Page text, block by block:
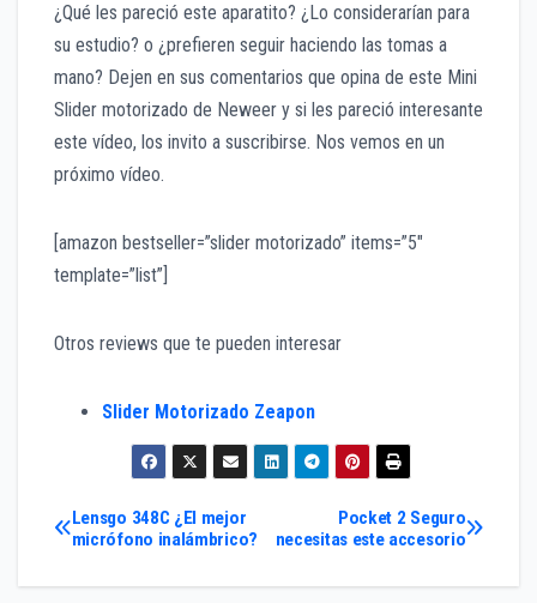
¿Qué les pareció este aparatito? ¿Lo considerarían para
su estudio? o ¿prefieren seguir haciendo las tomas a
mano? Dejen en sus comentarios que opina de este Mini
Slider motorizado de Neweer y si les pareció interesante
este vídeo, los invito a suscribirse. Nos vemos en un
próximo vídeo.
[amazon bestseller=”slider motorizado” items=”5″
template=”list”]
Otros reviews que te pueden interesar
Slider Motorizado Zeapon
Navegación
de
Pocket 2 Seguro
necesitas este accesorio
Lensgo 348C ¿El mejor
micrófono inalámbrico?